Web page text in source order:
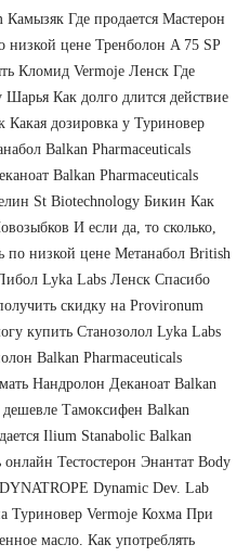
Камызяк Где продается Мастерон
низкой цене Тренболон A 75 SP
Кломид Vermoje Ленск Где
Шарья Как долго длится действие
дозировка у Туриновер
Balkan Pharmaceuticals
Balkan Pharmaceuticals
St Biotechnology Бикин Как
И если да, то сколько,
по низкой цене Метанабол British
Lyka Labs Ленск Спасибо
скидку на Provironum
купить Станозолол Lyka Labs
Balkan Pharmaceuticals
Нандролон Деканоат Balkan
Тамоксифен Balkan
Ilium Stanabolic Balkan
Тестостерон Энантат Body
Dynamic Dev. Lab
Туриновер Vermoje Кохма При
масло. Как употреблять